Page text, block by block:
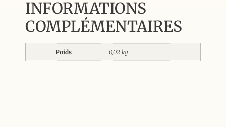
INFORMATIONS
COMPLÉMENTAIRES
Poids 0,02 kg